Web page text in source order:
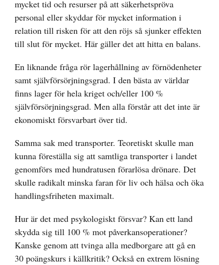
mycket tid och resurser på att säkerhetspröva
personal eller skyddar för mycket information i
relation till risken för att den röjs så sjunker effekten
till slut för mycket. Här gäller det att hitta en balans.
En liknande fråga rör lagerhållning av förnödenheter
samt självförsörjningsgrad. I den bästa av världar
finns lager för hela kriget och/eller 100 %
självförsörjningsgrad. Men alla förstår att det inte är
ekonomiskt försvarbart över tid.
Samma sak med transporter. Teoretiskt skulle man
kunna föreställa sig att samtliga transporter i landet
genomförs med hundratusen förarlösa drönare. Det
skulle radikalt minska faran för liv och hälsa och öka
handlingsfriheten maximalt.
Hur är det med psykologiskt försvar? Kan ett land
skydda sig till 100 % mot påverkansoperationer?
Kanske genom att tvinga alla medborgare att gå en
30 poängskurs i källkritik? Också en extrem lösning